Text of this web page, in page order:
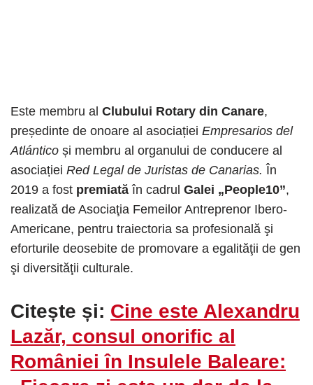
Este membru al Clubului Rotary din Canare,
președinte de onoare al asociației Empresarios del
Atlántico și membru al organului de conducere al
asociației Red Legal de Juristas de Canarias. În
2019 a fost premiată în cadrul Galei „People10”,
realizată de Asociaţia Femeilor Antreprenor Ibero-
Americane, pentru traiectoria sa profesională şi
eforturile deosebite de promovare a egalităţii de gen
şi diversităţii culturale.
Citește și: Cine este Alexandru
Lazăr, consul onorific al
României în Insulele Baleare: